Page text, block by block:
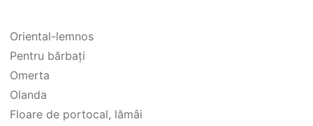
Oriental-lemnos
Pentru bărbați
Omerta
Olanda
Floare de portocal, lămâi